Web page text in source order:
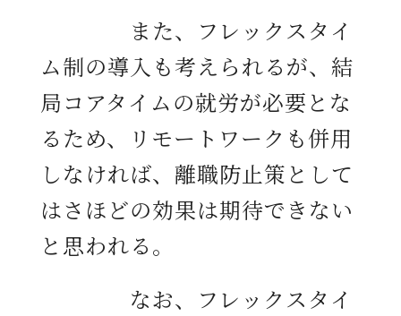
また、フレックスタイ
ム制の導入も考えられるが、結
局コアタイムの就労が必要とな
るため、リモートワークも併用
しなければ、離職防止策として
はさほどの効果は期待できない
と思われる。
なお、フレックスタイ